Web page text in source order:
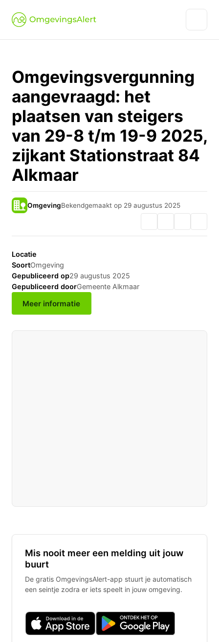
Omgevingsvergunning
aangevraagd: het
plaatsen van steigers
van 29-8 t/m 19-9 2025,
zijkant Stationstraat 84
Alkmaar
OmgevingBekendgemaakt op 29 augustus 2025
Locatie
SoortOmgeving
Gepubliceerd op29 augustus 2025
Gepubliceerd doorGemeente Alkmaar
Meer informatie
Mis nooit meer een melding uit jouw
buurt
De gratis OmgevingsAlert-app stuurt je automatisch
een seintje zodra er iets speelt in jouw omgeving.